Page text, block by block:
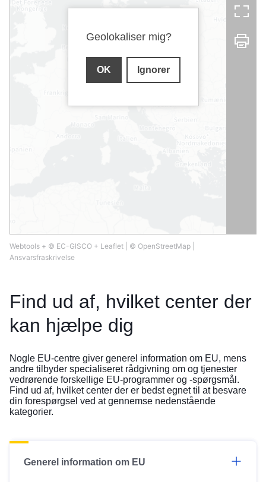
Geolokaliser mig?
OK Ignorer
Webtools + © EC-GISCO + Leaflet © OpenStreetMap
Ansvarsfraskrivelse
Find ud af, hvilket center der
kan hjælpe dig
Nogle EU-centre giver generel information om EU, mens
andre tilbyder specialiseret rådgivning om og tjenester
vedrørende forskellige EU-programmer og -spørgsmål.
Find ud af, hvilket center der er bedst egnet til at besvare
din forespørgsel ved at gennemse nedenstående
kategorier.
Generel information om EU